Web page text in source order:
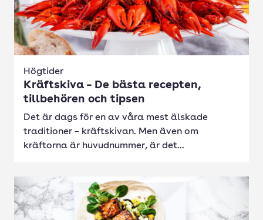
Högtider
Kräftskiva – De bästa recepten,
tillbehören och tipsen
Det är dags för en av våra mest älskade
traditioner – kräftskivan. Men även om
kräftorna är huvudnummer, är det...